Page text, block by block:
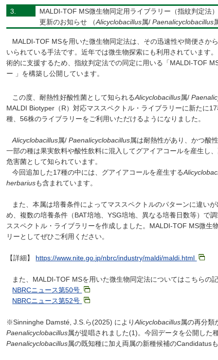
3.
MALDI-TOF MS微生物同定用ライブラリー（指紋判定法
更新のお知らせ （Alicyclobacillus属/Paenalicyclobacillus
MALDI-TOF MSを用いた微生物同定法は、その迅速性や簡便さか
いられている手法です。近年では微生物探索にも利用されています
術的に支援するため、指紋判定法での同定に用いる「MALDI-TOF
ー 」を構築し公開しています。
この度、耐熱性好酸性菌として知られるAlicyclobacillus属/
MALDI Biotyper（R）対応マススペクトル・ライブラリーに新たに
種、56株のライブラリーをご利用いただけるようになりました。
Alicyclobacillus属/Paenalicyclobacillus属は耐熱性があり、かつ酸
一部の種は果実飲料や酸性飲料に混入してグアイアコールを産生し
危害菌として知られています。
今回追加した17種の中には、グアイアコールを産生する
herbariusも含まれています。
また、本属は培養条件によってマススペクトルのパターンに違い
め、複数の培養条件（BAT培地、YSG培地、異なる培養日数等）で
ススペクトル・ライブラリーを作成しました。MALDI-TOF MS微生
リーとしてぜひご利用ください。
【詳細】 https://www.nite.go.jp/nbrc/industry/maldi/maldi.html
また、MALDI-TOF MSを用いた微生物同定法についてはこちらの
NBRCニュース第50号
NBRCニュース第52号
※Sinninghe Damsté, J.S.ら(2025) によりAlicyclobacillus属の再分類
Paenalicyclobacillus属が提唱されました(1)。今回データを公開した
Paenalicyclobacillus属の既知種に加え両属の新種候補のCandidatus